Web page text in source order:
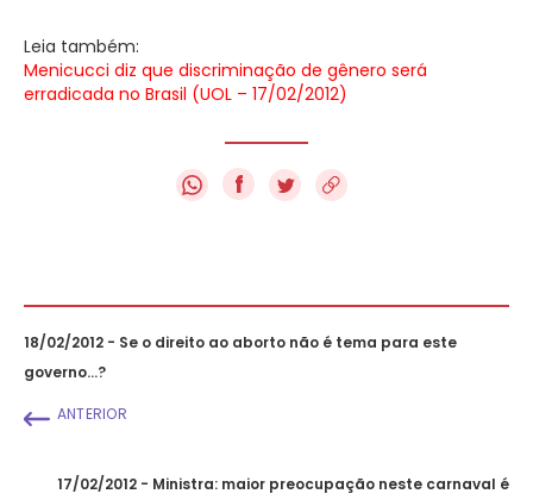
Leia também:
Menicucci diz que discriminação de gênero será
erradicada no Brasil (UOL – 17/02/2012)
f
18/02/2012 - Se o direito ao aborto não é tema para este
governo...?
ANTERIOR
17/02/2012 - Ministra: maior preocupação neste carnaval é